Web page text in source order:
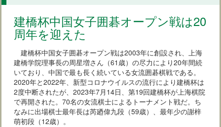
建橋杯中国女子囲碁オープン戦は20
周年を迎えた
建橋杯中国女子囲碁オープン戦は2003年に創設され、上海
建橋学院理事長の周星増さん（61歳）の尽力により20年間続
いており、中国で最も長く続いている女流囲碁棋戦である。
2020年と2022年、新型コロナウイルスの流行により建橋杯は
2度中断されたが、2023年7月14日、第19回建橋杯が上海棋院
で再開された。70名の女流棋士によるトーナメント戦だ。ち
なみに出場棋士最年長は芮廼偉九段（59歳）、最年少の謝梓
萌初段（12歳）。